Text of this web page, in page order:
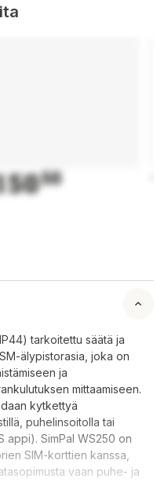
50
tarkoitettu säätä ja
älypistorasia, joka on
ja
mittaamiseen.
kytkettyä
puhelinsoitolla tai
appi). SimPal WS250 on
SIM-korttien kanssa,
vaan puhe- ja